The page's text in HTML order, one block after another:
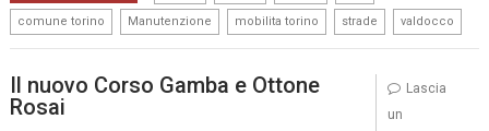
comune torino Manutenzione mobilita torino strade valdocco
Il nuovo Corso Gamba e Ottone
Rosai
Lascia
un